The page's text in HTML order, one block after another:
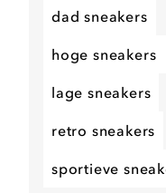
dad sneakers
hoge sneakers
lage sneakers
retro sneakers
sportieve